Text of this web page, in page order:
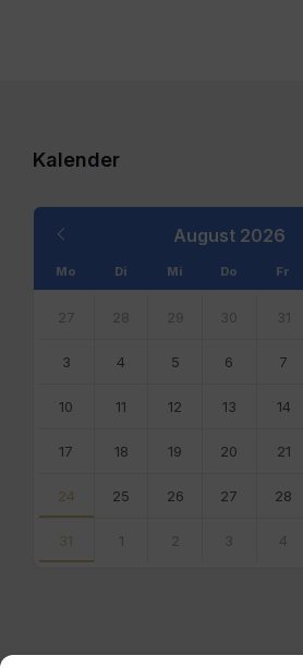
Kalender
August 2026
Month
Mo Di Mi Do Fr
calendar
27 28 29 30 31
3 4 5 6 7
10 11 12 13 14
17 18 19 20 21
24 25 26 27 28
31 1 2 3 4